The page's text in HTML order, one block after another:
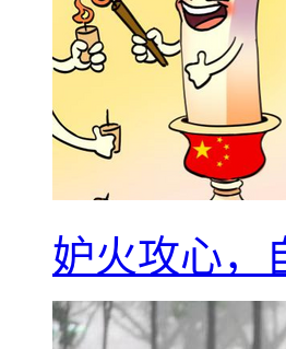
妒火攻心，